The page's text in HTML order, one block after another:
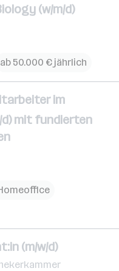
(w/m/d)
ab 50.000 € jährlich
im
mit fundierten
(m/w/d)